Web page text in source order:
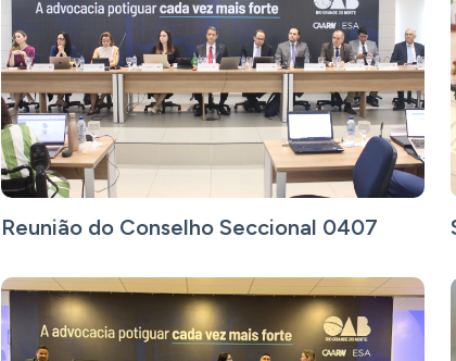
Reunião do Conselho Seccional 0407